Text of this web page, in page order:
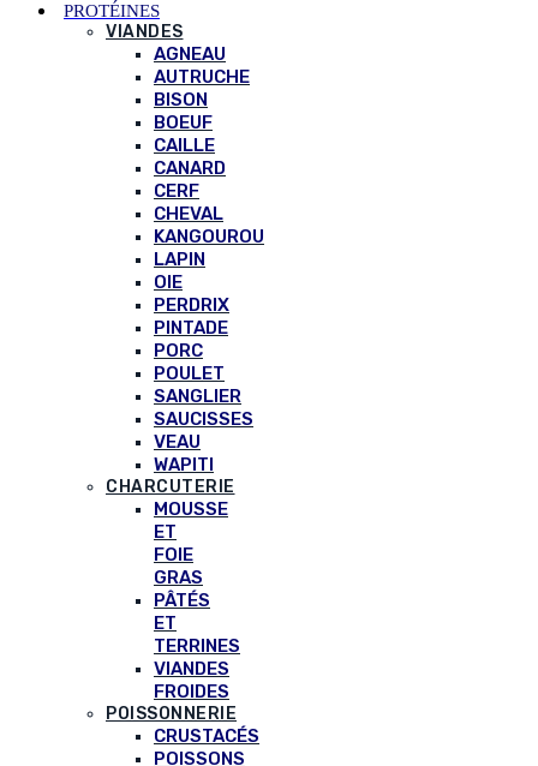
PROTÉINES
VIANDES
AGNEAU
AUTRUCHE
BISON
BOEUF
CAILLE
CANARD
CERF
CHEVAL
KANGOUROU
LAPIN
OIE
PERDRIX
PINTADE
PORC
POULET
SANGLIER
SAUCISSES
VEAU
WAPITI
CHARCUTERIE
MOUSSE
ET
FOIE
GRAS
PÂTÉS
ET
TERRINES
VIANDES
FROIDES
POISSONNERIE
CRUSTACÉS
POISSONS